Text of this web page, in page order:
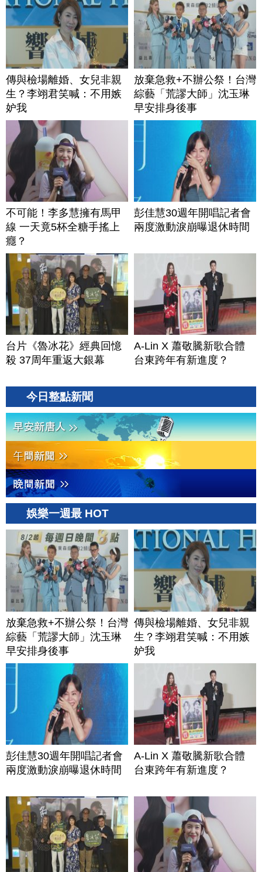
傳與檢場離婚、女兒非親
生？李翊君笑喊：不用嫉
妒我
放棄急救+不辦公祭！台灣
綜藝「荒謬大師」沈玉琳
早安排身後事
不可能！李多慧擁有馬甲
線 一天竟5杯全糖手搖上
癮？
彭佳慧30週年開唱記者會
兩度激動淚崩曝退休時間
台片《魯冰花》經典回憶
殺 37周年重返大銀幕
A-Lin X 蕭敬騰新歌合體
台東跨年有新進度？
今日整點新聞
娛樂一週最 HOT
放棄急救+不辦公祭！台灣
綜藝「荒謬大師」沈玉琳
早安排身後事
傳與檢場離婚、女兒非親
生？李翊君笑喊：不用嫉
妒我
彭佳慧30週年開唱記者會
兩度激動淚崩曝退休時間
A-Lin X 蕭敬騰新歌合體
台東跨年有新進度？